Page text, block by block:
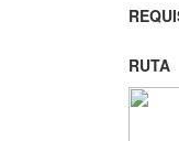
RUTA